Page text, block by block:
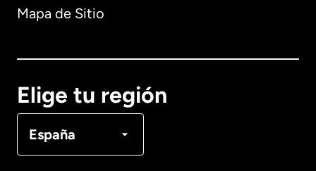
Mapa de Sitio
Elige tu región
España
Français